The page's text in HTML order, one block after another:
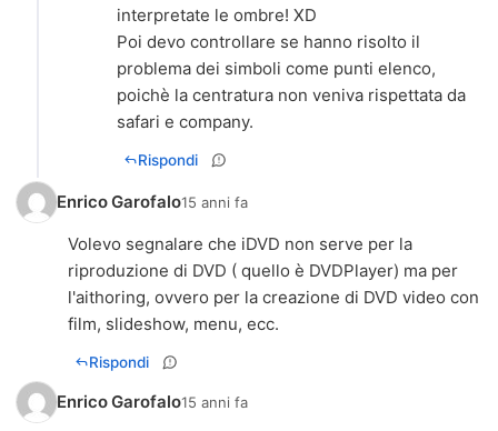
interpretate le ombre! XD
Poi devo controllare se hanno risolto il
problema dei simboli come punti elenco,
poichè la centratura non veniva rispettata da
safari e company.
Rispondi
Enrico Garofalo15 anni fa
Volevo segnalare che iDVD non serve per la
riproduzione di DVD ( quello è DVDPlayer) ma per
l'aithoring, ovvero per la creazione di DVD video con
film, slideshow, menu, ecc.
Rispondi
Enrico Garofalo15 anni fa